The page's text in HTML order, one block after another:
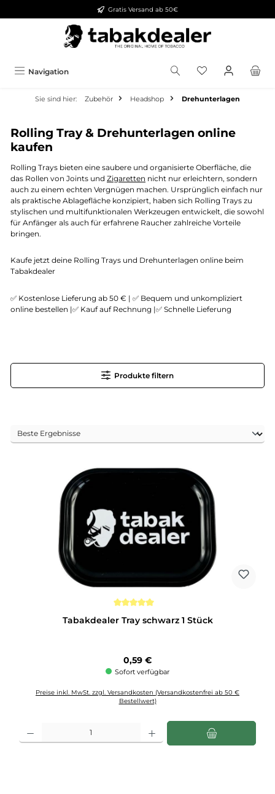
Gratis Versand ab 50€
Navigation
Sie sind hier: Zubehör Headshop Drehunterlagen
Rolling Tray & Drehunterlagen online
kaufen
Rolling Trays bieten eine saubere und organisierte Oberfläche, die
das Rollen von Joints und Zigaretten nicht nur erleichtern, sondern
auch zu einem echten Vergnügen machen. Ursprünglich einfach nur
als praktische Ablagefläche konzipiert, haben sich Rolling Trays zu
stylischen und multifunktionalen Werkzeugen entwickelt, die sowohl
für Anfänger als auch für erfahrene Raucher zahlreiche Vorteile
bringen.
Kaufe jetzt deine Rolling Trays und Drehunterlagen online beim
Tabakdealer
✅ Kostenlose Lieferung ab 50 € | ✅ Bequem und unkompliziert
online bestellen |✅ Kauf auf Rechnung |✅ Schnelle Lieferung
Produkte filtern
Tabakdealer Tray schwarz 1 Stück
Regulärer Preis:
0,59 €
Sofort verfügbar
Preise inkl. MwSt. zzgl. Versandkosten (Versandkostenfrei ab 50 €
Bestellwert)
Produkt Anzahl: Gib den gewünschten Wert ein oder benutze die Schaltflächen